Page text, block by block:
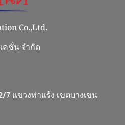
Co.,Ltd.
คชั่น จำกัด
7 แขวงท่าแร้ง เขตบางเขน